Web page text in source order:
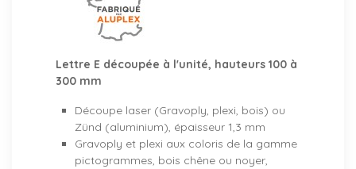
Lettre E découpée à l'unité, hauteurs 100 à
300 mm
Découpe laser (Gravoply, plexi, bois) ou
Zünd (aluminium), épaisseur 1,3 mm
Gravoply et plexi aux coloris de la gamme
pictogrammes, bois chêne ou noyer,